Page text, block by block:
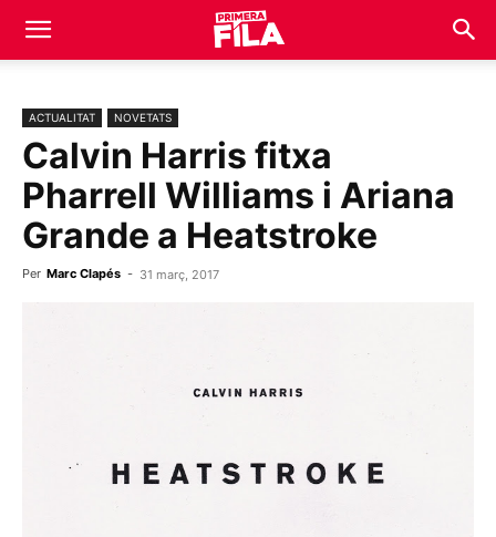
ACTUALITAT NOVETATS
Calvin Harris fitxa
Pharrell Williams i Ariana
Grande a Heatstroke
Per Marc Clapés - 31 març, 2017